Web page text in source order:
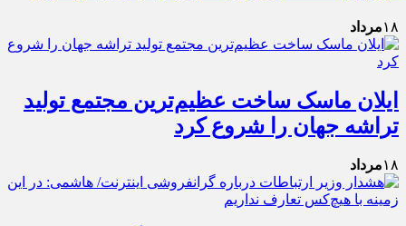
۱۸مرداد
ایلان ماسک ساخت عظیم‌ترین مجتمع تولید
تراشه جهان را شروع کرد
۱۸مرداد